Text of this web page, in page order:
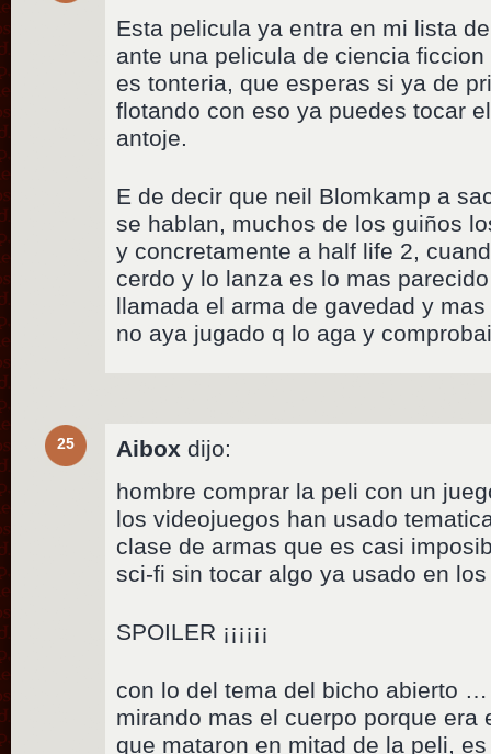
Esta pelicula ya entra en mi lista
ante una pelicula de ciencia
es tonteria, que esperas si ya de
flotando con eso ya puedes tocar
antoje.
E de decir que neil Blomkamp a
se hablan, muchos de los guiños
y concretamente a half life 2,
cerdo y lo lanza es lo mas
llamada el arma de gavedad y
no aya jugado q lo aga y
25 Aibox dijo:
hombre comprar la peli con un
los videojuegos han usado
clase de armas que es casi
sci-fi sin tocar algo ya usado en
SPOILER ¡¡¡¡¡¡
con lo del tema del bicho abierto
mirando mas el cuerpo porque era
que mataron en mitad de la peli,